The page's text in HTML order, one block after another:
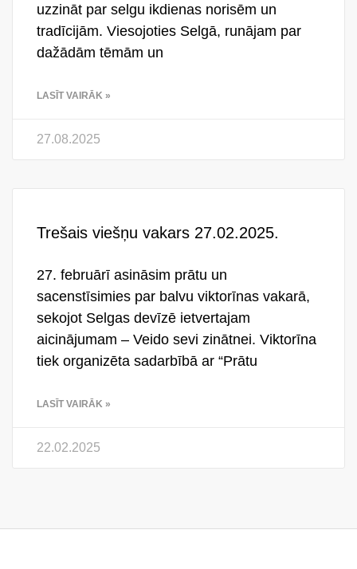
uzzināt par selgu ikdienas norisēm un
tradīcijām. Viesojoties Selgā, runājam par
dažādām tēmām un
LASĪT VAIRĀK »
27.08.2025
Trešais viešņu vakars 27.02.2025.
27. februārī asināsim prātu un
sacenstīsimies par balvu viktorīnas vakarā,
sekojot Selgas devīzē ietvertajam
aicinājumam – Veido sevi zinātnei. Viktorīna
tiek organizēta sadarbībā ar “Prātu
LASĪT VAIRĀK »
22.02.2025